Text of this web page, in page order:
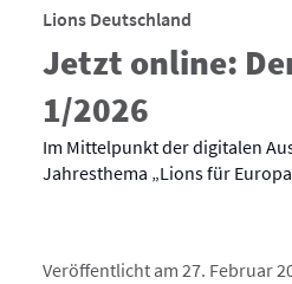
Lions Deutschland
Jetzt online:
1/2026
Im Mittelpunkt der digitalen
Jahresthema „Lions für
Veröffentlicht am 27. Februar